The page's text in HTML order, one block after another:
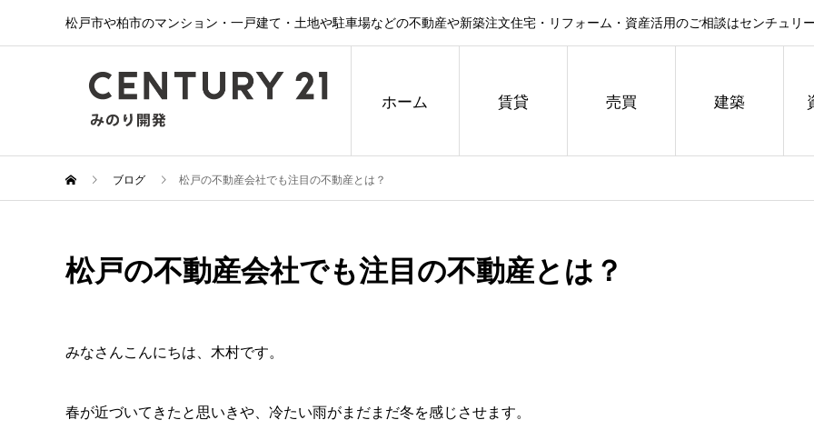
松戸市や柏市のマンション・一戸建て・土地や駐車場などの不動産や新築注文住宅・リフォーム・資産活用のご相談はセンチュリ
ホーム 賃貸 売買 建築
ブログ 松戸の不動産会社でも注目の不動産とは？
松戸の不動産会社でも注目の不動産とは？
みなさんこんにちは、木村です。
春が近づいてきたと思いきや、冷たい雨がまだまだ冬を感じさせます。